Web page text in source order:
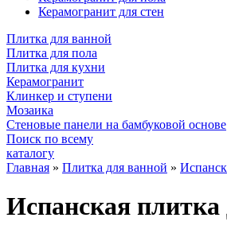
Керамогранит для стен
Плитка для ванной
Плитка для пола
Плитка для кухни
Керамогранит
Клинкер и ступени
Мозаика
Стеновые панели на бамбуковой основе
Поиск по всему
каталогу
Главная » Плитка для ванной »
Испанская